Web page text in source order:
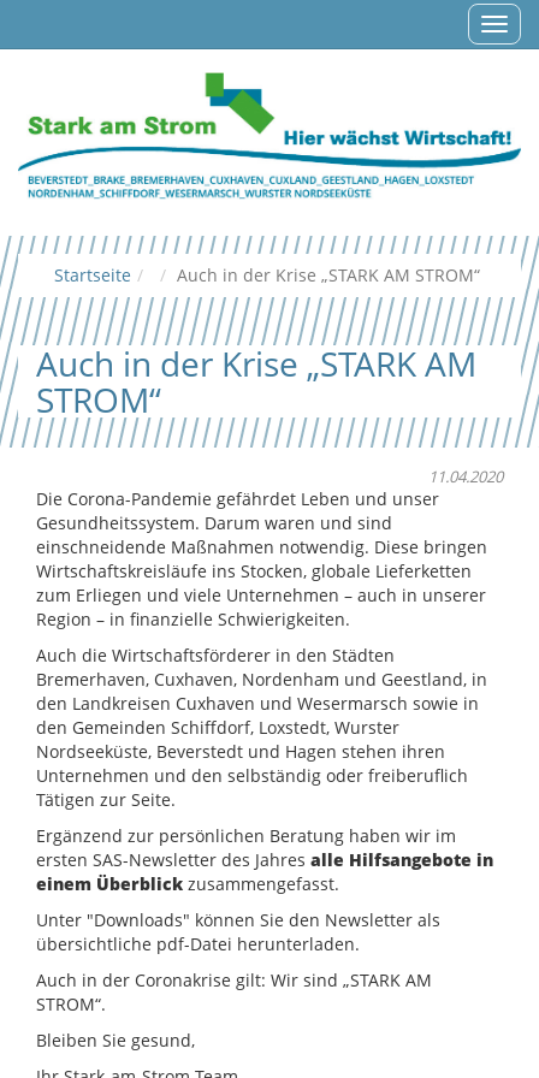
auf-/
Startseite Auch in der Krise „STARK AM STROM“
Auch in der Krise „STARK AM
STROM“
11.04.2020
Die Corona-Pandemie gefährdet Leben und unser
Gesundheitssystem. Darum waren und sind
einschneidende Maßnahmen notwendig. Diese bringen
Wirtschaftskreisläufe ins Stocken, globale Lieferketten
zum Erliegen und viele Unternehmen – auch in unserer
Region – in finanzielle Schwierigkeiten.
Auch die Wirtschaftsförderer in den Städten
Bremerhaven, Cuxhaven, Nordenham und Geestland, in
den Landkreisen Cuxhaven und Wesermarsch sowie in
den Gemeinden Schiffdorf, Loxstedt, Wurster
Nordseeküste, Beverstedt und Hagen stehen ihren
Unternehmen und den selbständig oder freiberuflich
Tätigen zur Seite.
Ergänzend zur persönlichen Beratung haben wir im
ersten SAS-Newsletter des Jahres alle Hilfsangebote in
einem Überblick zusammengefasst.
Unter "Downloads" können Sie den Newsletter als
übersichtliche pdf-Datei herunterladen.
Auch in der Coronakrise gilt: Wir sind „STARK AM
STROM“.
Bleiben Sie gesund,